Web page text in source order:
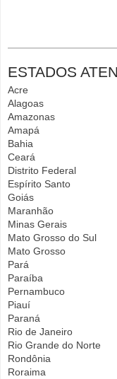
ESTADOS
Acre
Alagoas
Amazonas
Amapá
Bahia
Ceará
Distrito Federal
Espírito Santo
Goiás
Maranhão
Minas Gerais
Mato Grosso do Sul
Mato Grosso
Pará
Paraíba
Pernambuco
Piauí
Paraná
Rio de Janeiro
Rio Grande do Norte
Rondônia
Roraima